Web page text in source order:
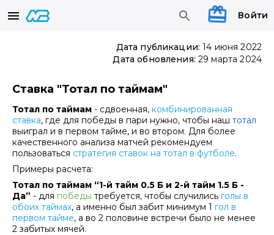
Войти
Дата публикации: 14 июня 2022
Дата обновления: 29 марта 2024
Ставка "Тотал по таймам"
Тотал по таймам - сдвоенная, комбинированная
ставка, где для победы в пари нужно, чтобы наш тотал
выиграл и в первом тайме, и во втором. Для более
качественного анализа матчей рекомендуем
пользоваться стратегия ставок на тотал в футболе.
Примеры расчета:
Тотал по таймам “1-й тайм 0.5 Б и 2-й тайм 1.5 Б -
Да” - для победы требуется, чтобы случились голы в
обоих таймах, а именно был забит минимум 1 гол в
первом тайме, а во 2 половине встречи было не менее
2 забитых мячей.